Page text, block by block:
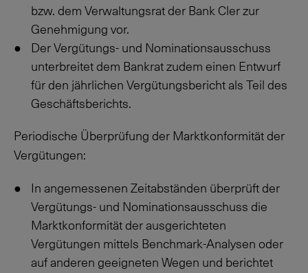
bzw. dem Verwaltungsrat der Bank Cler zur
Genehmigung vor.
Der Vergütungs- und Nominationsausschuss
unterbreitet dem Bankrat zudem einen Entwurf
für den jährlichen Vergütungsbericht als Teil des
Geschäftsberichts.
Periodische Überprüfung der Marktkonformität der
Vergütungen:
In angemessenen Zeitabständen überprüft der
Vergütungs- und Nominationsausschuss die
Marktkonformität der ausgerichteten
Vergütungen mittels Benchmark-Analysen oder
auf anderen geeigneten Wegen und berichtet